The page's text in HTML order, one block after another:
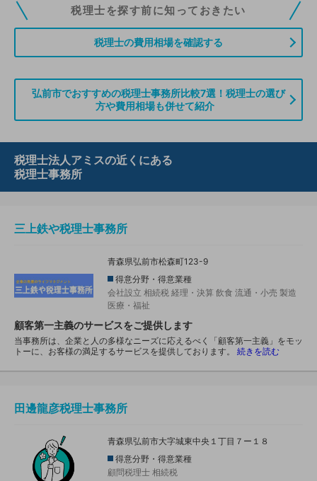
税理士ドットコムの無料会員にご登録いただくと、貴事務所の情報を編集し
ていただくことができます。また、税理士をお探しの方との接点をご提供す
無料登録のご案内はこちら
税理士を探す前に知っておきたい
税理士の費用相場を確認する
弘前市でおすすめの税理士事務所比較7選！税理士の選び
方や費用相場も併せて紹介
税理士法人アミスの近くにある
税理士事務所
三上鉄や税理士事務所
青森県弘前市松森町123-9
得意分野・得意業種
会社設立 相続税 経理・決算 飲食 流通・小売 製造
医療・福祉
顧客第一主義のサービスをご提供します
当事務所は、企業と人の多様なニーズに応えるべく「顧客第一主義」をモッ
トーに、お客様の満足するサービスを提供しております。 続きを読む
田邊龍彦税理士事務所
青森県弘前市大字城東中央１丁目７ー１８
得意分野・得意業種
顧問税理士 相続税